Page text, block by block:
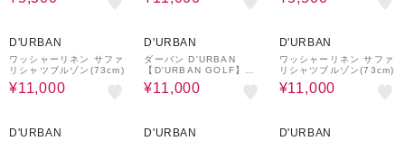
D'URBAN
ワッシャーリネン サファ
リシャツブルゾン(73cm)
¥11,000
D'URBAN
ダーバン D'URBAN
【D'URBAN GOLF】プ
リントハーフパンツ
¥11,000
D'URBAN
ワッシャーリネン サファ
リシャツブルゾン(73cm)
¥11,000
D'URBAN D'URBAN D'URBAN